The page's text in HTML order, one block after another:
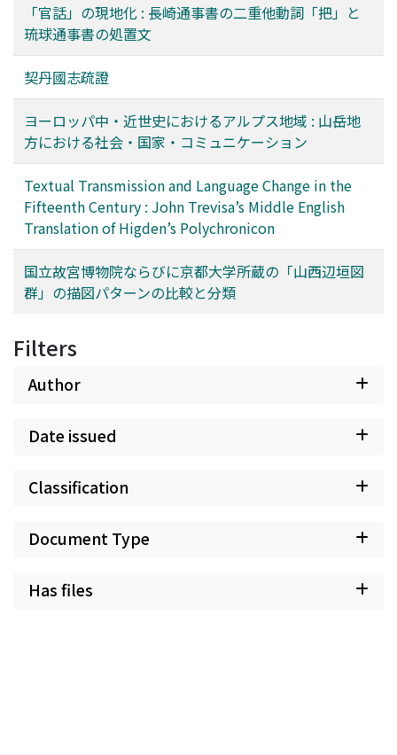
「官話」の現地化 : 長崎通事書の二重他動詞「把」と
琉球通事書の処置文
契丹國志疏證
ヨーロッパ中・近世史におけるアルプス地域 : 山岳地
方における社会・国家・コミュニケーション
Textual Transmission and Language Change in the
Fifteenth Century : John Trevisa’s Middle English
Translation of Higden’s Polychronicon
国立故宮博物院ならびに京都大学所蔵の「山西辺垣図
群」の描図パターンの比較と分類
Filters
Author
Date issued
Classification
Document Type
Has files